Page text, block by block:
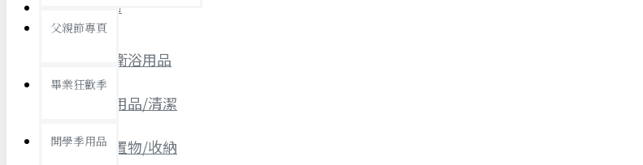
19元專區
父親節專頁
畢業狂歡季
開學季用品
個人衛浴用品
浴室用品/清潔
浴室置物/收納